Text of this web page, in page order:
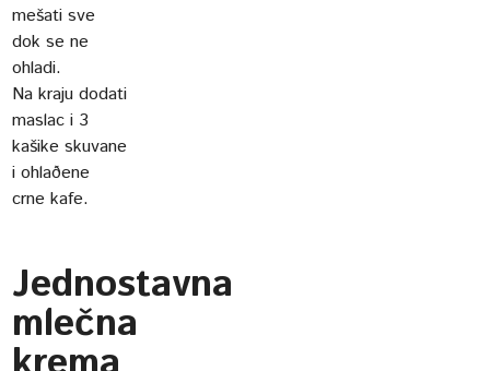
mešati sve
dok se ne
ohladi.
Na kraju dodati
maslac i 3
kašike skuvane
i ohlaðene
crne kafe.
Jednostavna
mlečna